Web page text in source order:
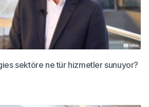
sektöre ne tür hizmetler sunuyor?